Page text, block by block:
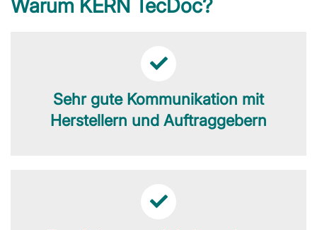
Warum KERN TecDoc?
Sehr gute Kommunikation mit
Herstellern und Auftraggebern